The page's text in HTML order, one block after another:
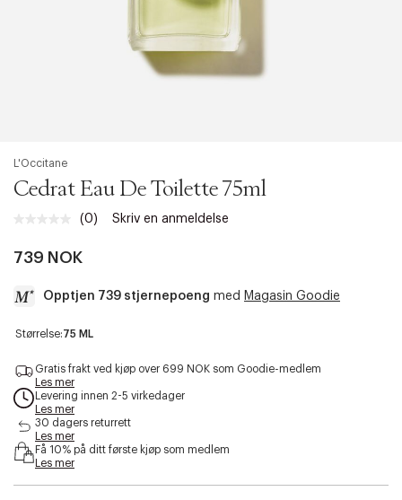
L'Occitane
Cedrat Eau De Toilette 75ml
Ingen
Samme
(0) Skriv en anmeldelse
739 NOK
Opptjen 739 stjernepoeng med Magasin Goodie
a
c
s
b
i
Størrelse:75 ML
Gratis frakt ved kjøp over 699 NOK som Goodie-medlem
Les mer
Levering innen 2-5 virkedager
Les mer
30 dagers returrett
Les mer
Få 10% på ditt første kjøp som medlem
Les mer